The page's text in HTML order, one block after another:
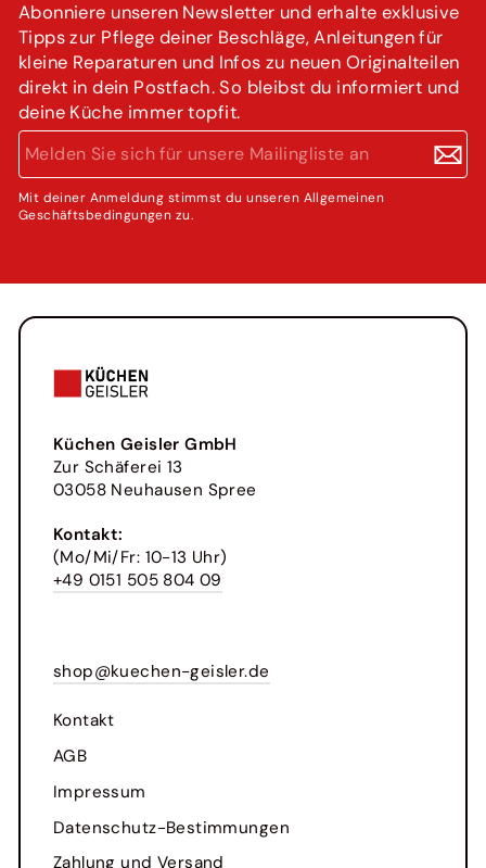
Abonniere unseren Newsletter und erhalte exklusive
Tipps zur Pflege deiner Beschläge, Anleitungen für
kleine Reparaturen und Infos zu neuen Originalteilen
direkt in dein Postfach. So bleibst du informiert und
deine Küche immer topfit.
MELDEN
SIE
SICH
FÜR
UNSERE
ABONNIEREN
Mit deiner Anmeldung stimmst du unseren Allgemeinen
Geschäftsbedingungen zu.
Küchen Geisler GmbH
Zur Schäferei 13
03058 Neuhausen Spree
Kontakt:
(Mo/Mi/Fr: 10-13 Uhr)
+49 0151 505 804 09
shop@kuechen-geisler.de
Kontakt
AGB
Impressum
Datenschutz-Bestimmungen
Zahlung und Versand